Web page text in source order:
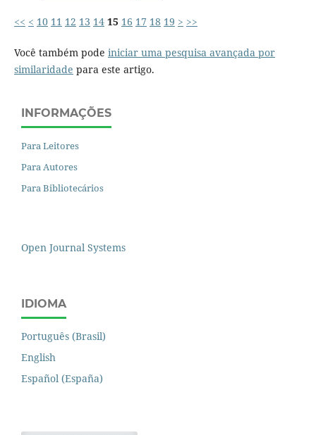
<< < 10 11 12 13 14 15 16 17 18 19 > >>
Você também pode iniciar uma pesquisa avançada por
similaridade para este artigo.
INFORMAÇÕES
Para Leitores
Para Autores
Para Bibliotecários
Open Journal Systems
IDIOMA
Português (Brasil)
English
Español (España)